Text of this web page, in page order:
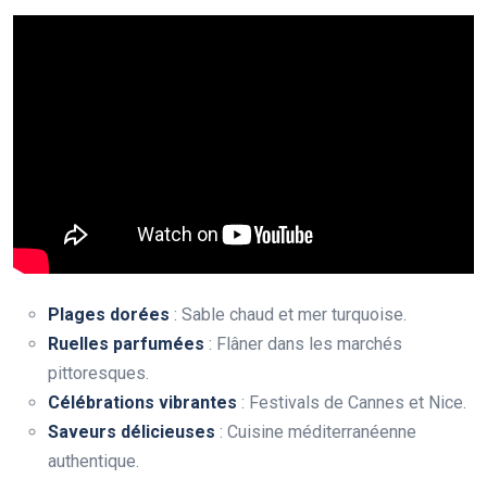
Plages dorées : Sable chaud et mer turquoise.
Ruelles parfumées : Flâner dans les marchés
pittoresques.
Célébrations vibrantes : Festivals de Cannes et Nice.
Saveurs délicieuses : Cuisine méditerranéenne
authentique.